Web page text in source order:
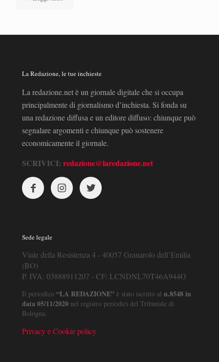
La Redazione, le tue inchieste
La redazione.net è un giornale digitale che si occupa
principalmente di giornalismo d’inchiesta. Si fonda su
una redazione diffusa e un editore diffuso: chiunque può
segnalare argomenti e chiunque può sostenere
economicamente il giornale.
SCRIVICI: redazione@laredazione.net
Sede legale
Viale della Resistenza 4 - 40057 Granarolo dell’Emilia
(BO)
P. IVA: 03888911207 - CF: LCNDNL70T46A944O
Il periodico “LA REDAZIONE” è stato iscritto al n.8548 in
data 05/11/2020 nel registro periodici del Tribunale di
Bologna.
Privacy e Cookie policy